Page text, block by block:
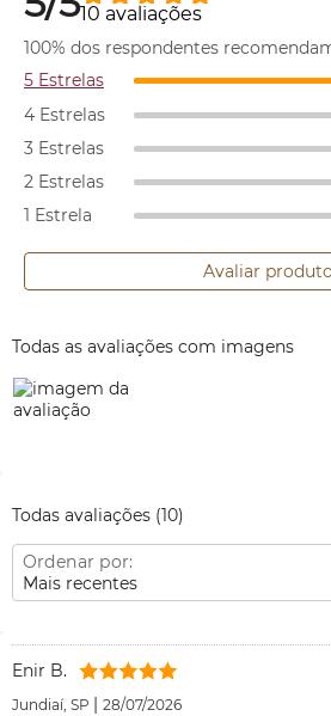
10 avaliações
100% dos respondentes
5 Estrelas
4 Estrelas
3 Estrelas
2 Estrelas
1 Estrela
Avaliar produto
Todas as avaliações com imagens
Todas avaliações (10)
Ordenar por:
Mais recentes
Enir B.
Jundiaí, SP | 28/07/2026